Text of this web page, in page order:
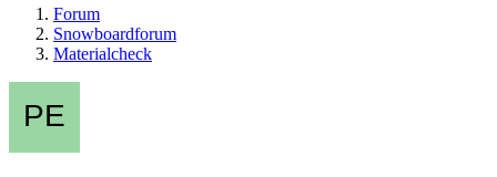
Forum
Snowboardforum
Materialcheck